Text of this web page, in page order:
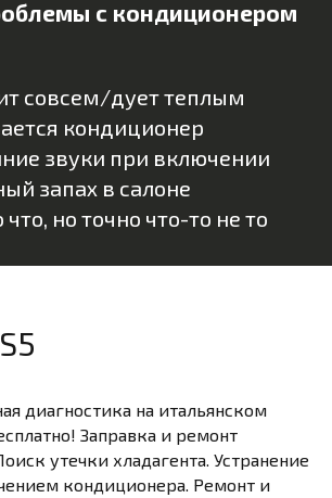
с кондиционером
совсем/дует теплым
кондиционер
звуки при включении
запах в салоне
но точно что-то не то
диагностика на итальянском
Заправка и ремонт
утечки хладагента. Устранение
кондиционера. Ремонт и